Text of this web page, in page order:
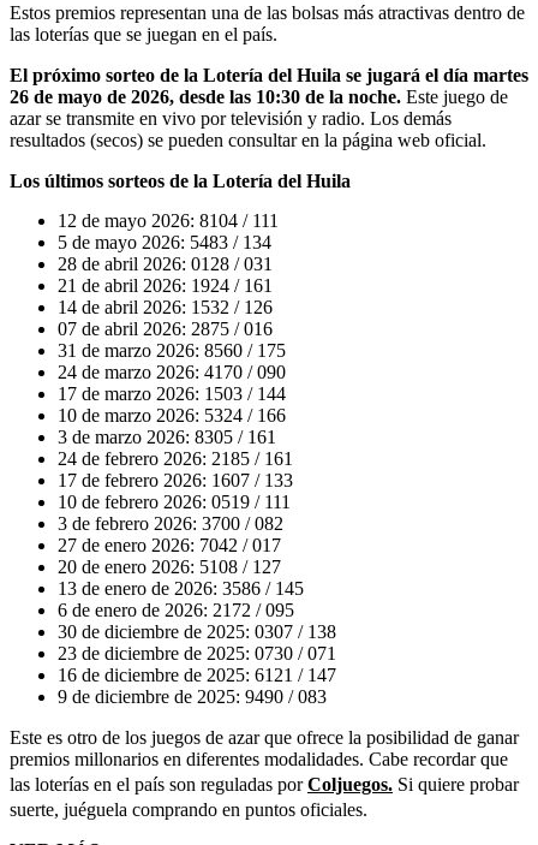
Estos premios representan una de las bolsas más atractivas dentro de
las loterías que se juegan en el país.
El próximo sorteo de la Lotería del Huila se jugará el día martes
26 de mayo de 2026, desde las 10:30 de la noche. Este juego de
azar se transmite en vivo por televisión y radio. Los demás
resultados (secos) se pueden consultar en la página web oficial.
Los últimos sorteos de la Lotería del Huila
12 de mayo 2026: 8104 / 111
5 de mayo 2026: 5483 / 134
28 de abril 2026: 0128 / 031
21 de abril 2026: 1924 / 161
14 de abril 2026: 1532 / 126
07 de abril 2026: 2875 / 016
31 de marzo 2026: 8560 / 175
24 de marzo 2026: 4170 / 090
17 de marzo 2026: 1503 / 144
10 de marzo 2026: 5324 / 166
3 de marzo 2026: 8305 / 161
24 de febrero 2026: 2185 / 161
17 de febrero 2026: 1607 / 133
10 de febrero 2026: 0519 / 111
3 de febrero 2026: 3700 / 082
27 de enero 2026: 7042 / 017
20 de enero 2026: 5108 / 127
13 de enero de 2026: 3586 / 145
6 de enero de 2026: 2172 / 095
30 de diciembre de 2025: 0307 / 138
23 de diciembre de 2025: 0730 / 071
16 de diciembre de 2025: 6121 / 147
9 de diciembre de 2025: 9490 / 083
Este es otro de los juegos de azar que ofrece la posibilidad de ganar
premios millonarios en diferentes modalidades. Cabe recordar que
las loterías en el país son reguladas porColjuegos. Si quiere probar
suerte, juéguela comprando en puntos oficiales.